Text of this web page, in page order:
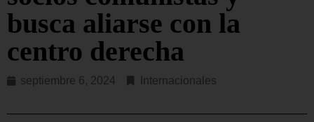
busca aliarse con la
centro derecha
septiembre 6, 2024 Internacionales